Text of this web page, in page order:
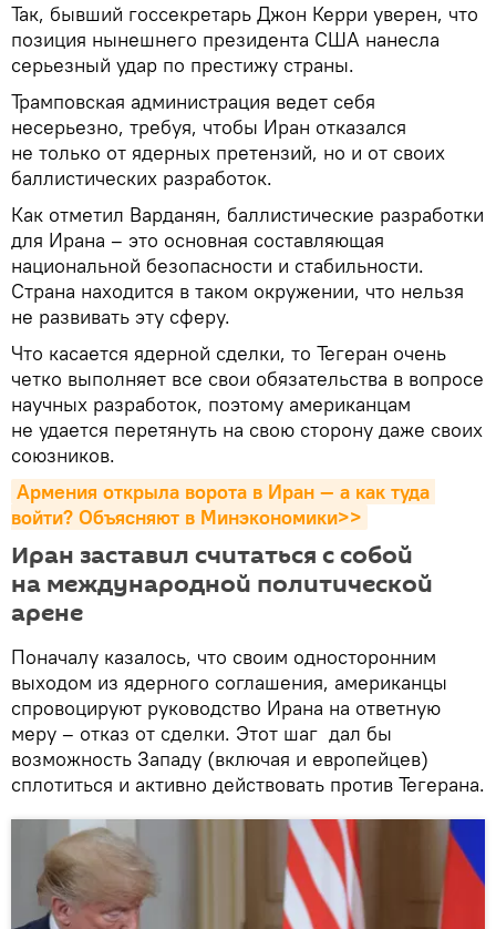
Так, бывший госсекретарь Джон Керри уверен, что
позиция нынешнего президента США нанесла
серьезный удар по престижу страны.
Трамповская администрация ведет себя
несерьезно, требуя, чтобы Иран отказался
не только от ядерных претензий, но и от своих
баллистических разработок.
Как отметил Варданян, баллистические разработки
для Ирана – это основная составляющая
национальной безопасности и стабильности.
Страна находится в таком окружении, что нельзя
не развивать эту сферу.
Что касается ядерной сделки, то Тегеран очень
четко выполняет все свои обязательства в вопросе
научных разработок, поэтому американцам
не удается перетянуть на свою сторону даже своих
союзников.
Армения открыла ворота в Иран — а как туда
войти? Объясняют в Минэкономики>>
Иран заставил считаться с собой
на международной политической
арене
Поначалу казалось, что своим односторонним
выходом из ядерного соглашения, американцы
спровоцируют руководство Ирана на ответную
меру – отказ от сделки. Этот шаг дал бы
возможность Западу (включая и европейцев)
сплотиться и активно действовать против Тегерана.